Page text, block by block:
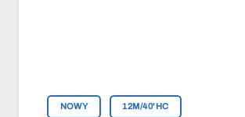
NOWY 12M/40'HC